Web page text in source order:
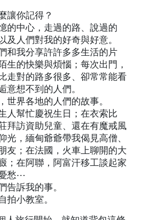
讓你記得？
的中心，走過的路、說過的
及人們對我的好奇與好意。
和我分享許許多多生活的片
生的快樂與煩惱；每次出門，
走對的路多很多、卻常常能看
意想不到的人們。
世界各地的人們的故事。
人幫忙慶祝生日；在衣索比
拜訪資助兒童、還在有魔戒風
光，緬甸爺爺帶我偈見高僧、
友；在法國，火車上聊開的大
；在阿聯，阿富汗移工談起家
愁⋯
告訴我的事。
拍小教室。